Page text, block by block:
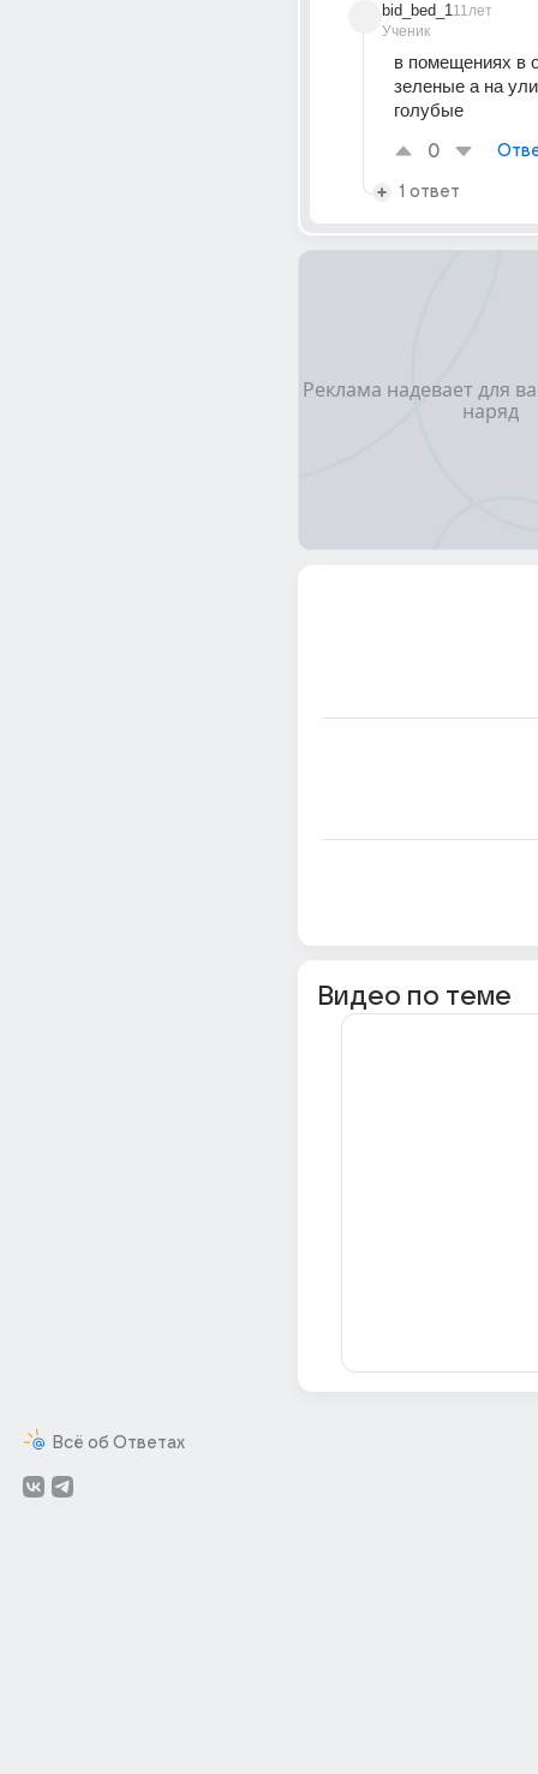
Всё об Ответах
bid_bed_1
Ученик
11лет
в помещениях в
зеленые а на
голубые
0
1 ответ
Видео по теме